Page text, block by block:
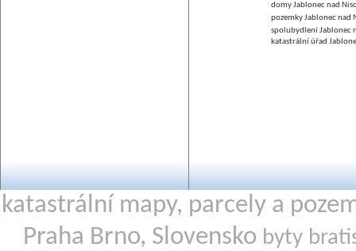
domy Jablonec nad
pozemky Jablonec nad
spolubydlení Jablonec
katastrální úřad
katastrální mapy, parcely a
Praha Brno, Slovensko byty